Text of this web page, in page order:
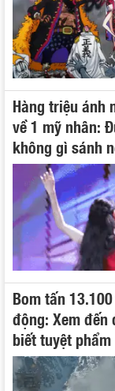
Hàng triệu ánh
về 1 mỹ nhân:
không gì sánh
Bom tấn
động: Xem
biết tuyệt phẩm